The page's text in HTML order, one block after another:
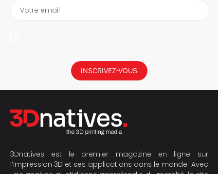
Votre email
INSCRIVEZ-VOUS
3Dnatives est le premier magazine en ligne sur
l’impression 3D et ses applications dans le monde. Avec